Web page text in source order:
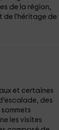
de la région,
de l'héritage de
et certaines
des
les visites